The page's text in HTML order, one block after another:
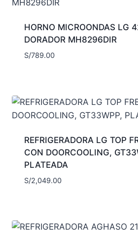
HORNO MICROONDAS LG
DORADOR MH8296DIR
S/789.00
REFRIGERADORA LG TOP
CON DOORCOOLING,
PLATEADA
S/2,049.00